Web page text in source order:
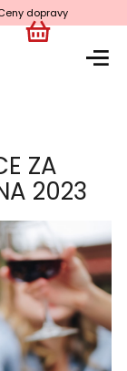
dopravy
NÁKUPNÍ
ZA
2023